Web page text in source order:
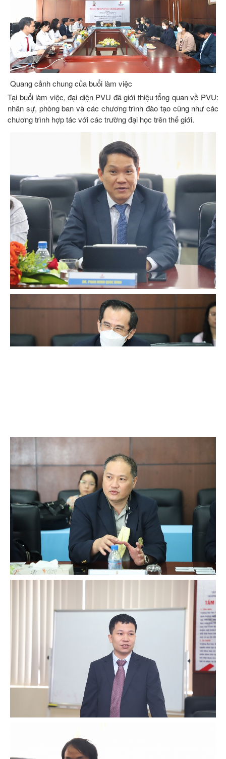
Quang cảnh chung của buổi làm việc
Tại buổi làm việc, đại diện PVU đã giới thiệu tổng quan về PVU:
nhân sự, phòng ban và các chương trình đào tạo cũng như các
chương trình hợp tác với các trường đại học trên thế giới.